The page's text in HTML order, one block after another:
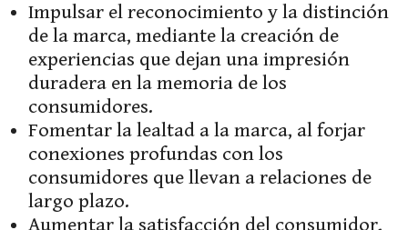
Impulsar el reconocimiento y la distinción
de la marca, mediante la creación de
experiencias que dejan una impresión
duradera en la memoria de los
consumidores.
Fomentar la lealtad a la marca, al forjar
conexiones profundas con los
consumidores que llevan a relaciones de
largo plazo.
Aumentar la satisfacción del consumidor,